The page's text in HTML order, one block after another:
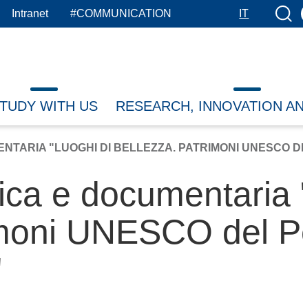
Intranet #COMMUNICATION IT
WITH US RESEARCH, INNOVATION
"LUOGHI DI BELLEZZA. PATRIMONI UNESCO
e documentaria
UNESCO del